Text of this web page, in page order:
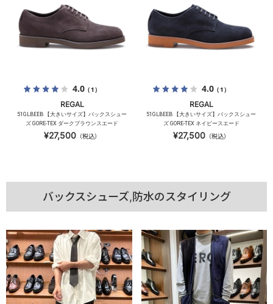
4.0（1）
REGAL
51GLBEEB 【大きいサイズ】バックスシュー
ズ GORE-TEX ダークブラウンスエード
¥27,500（税込）
4.0（1）
REGAL
51GLBEEB 【大きいサイズ】バックスシュー
ズ GORE-TEX ネイビースエード
¥27,500（税込）
バックスシューズ,防水のスタイリング